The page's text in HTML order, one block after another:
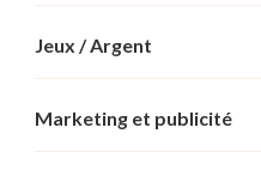
Jeux / Argent
Marketing et publicité